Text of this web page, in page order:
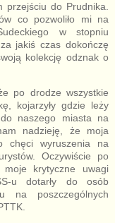
do Prudnika.
co pozwoliło mi na
w stopniu
jakiś czas dokończę
kolekcję odznak o
po drodze wszystkie
kojarzyły gdzie leży
naszego miasta na
nadzieję, że moja
chęci wyruszenia na
Oczywiście po
krytyczne uwagi
u dotarły do osób
na poszczególnych